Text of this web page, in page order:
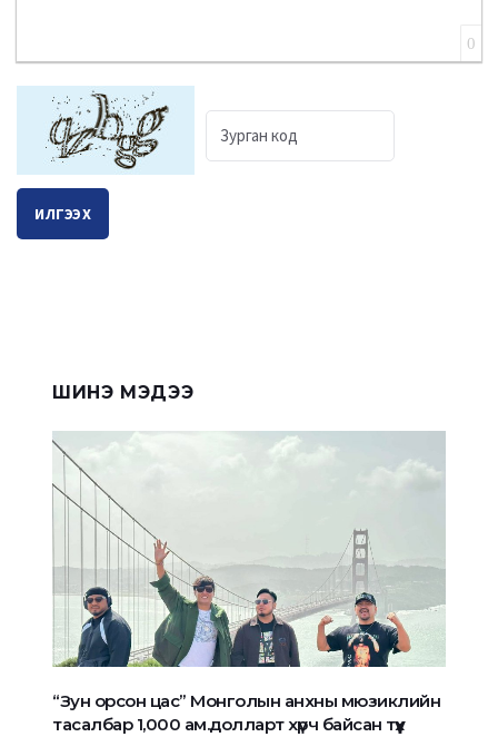
0
ИЛГЭЭХ
ШИНЭ МЭДЭЭ
“Зун орсон цас” Монголын анхны мюзиклийн
тасалбар 1,000 ам.долларт хүрч байсан түүх